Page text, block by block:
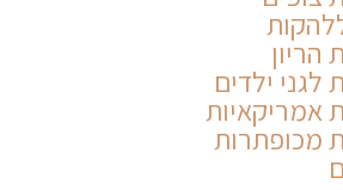
ילדים
אמריקאיות
מכופתרות